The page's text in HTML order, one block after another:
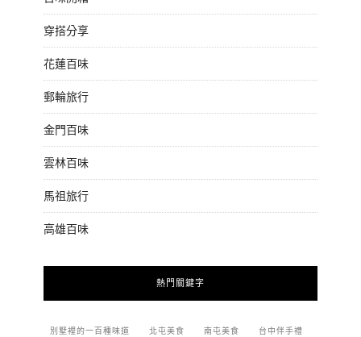
穿搭分享
花蓮百味
郵輪旅行
金門百味
雲林百味
馬祖旅行
高雄百味
熱門關鍵字
別墅裡的一百種味道 北屯美食 南屯美食 台中伴手禮